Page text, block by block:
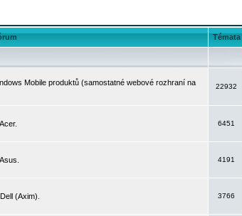
Témata
Mobile produktů (samostatné webové rozhraní na
22932
6451
4191
(Axim).
3766